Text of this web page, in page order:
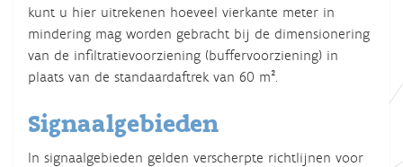
kunt u hier uitrekenen hoeveel vierkante meter in
mindering mag worden gebracht bij de dimensionering
van de infiltratievoorziening (buffervoorziening) in
plaats van de standaardaftrek van 60 m².
Signaalgebieden
In signaalgebieden gelden verscherpte richtlijnen voor